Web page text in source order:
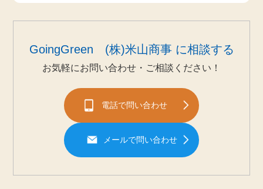
GoingGreen (株)米山商事 に相談する
お気軽にお問い合わせ・ご相談ください！
電話で問い合わせ
メールで問い合わせ